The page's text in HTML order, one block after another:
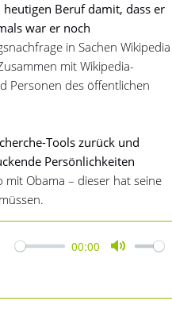
Beruf damit, dass er
war er noch
in Sachen Wikipedia
mit Wikipedia-
Personen des öffentlichen
Tools zurück und
Persönlichkeiten
mit Obama – dieser hat seine
00:00